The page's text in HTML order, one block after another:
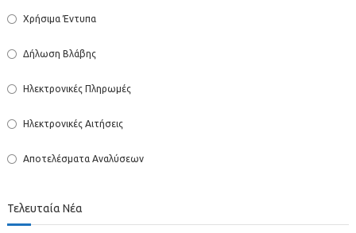
Χρήσιμα Έντυπα
Δήλωση Βλάβης
Ηλεκτρονικές Πληρωμές
Ηλεκτρονικές Αιτήσεις
Αποτελέσματα Αναλύσεων
Τελευταία Νέα